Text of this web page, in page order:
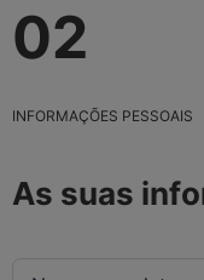
02
INFORMAÇÕES PESSOAIS
As suas